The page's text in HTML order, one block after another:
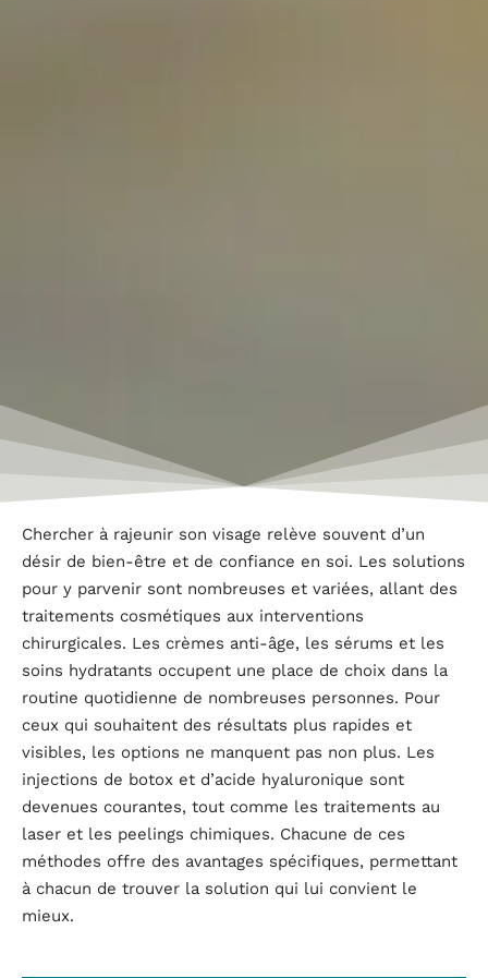
Chercher à rajeunir son visage relève souvent d’un
désir de bien-être et de confiance en soi. Les solutions
pour y parvenir sont nombreuses et variées, allant des
traitements cosmétiques aux interventions
chirurgicales. Les crèmes anti-âge, les sérums et les
soins hydratants occupent une place de choix dans la
routine quotidienne de nombreuses personnes. Pour
ceux qui souhaitent des résultats plus rapides et
visibles, les options ne manquent pas non plus. Les
injections de botox et d’acide hyaluronique sont
devenues courantes, tout comme les traitements au
laser et les peelings chimiques. Chacune de ces
méthodes offre des avantages spécifiques, permettant
à chacun de trouver la solution qui lui convient le
mieux.